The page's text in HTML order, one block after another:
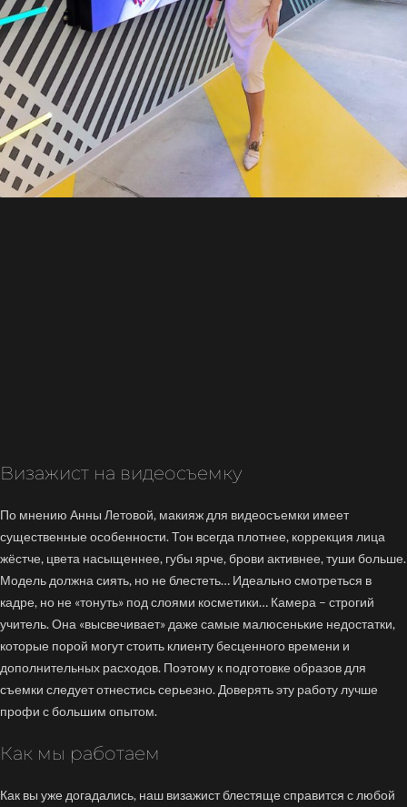
Визажист на видеосъемку
По мнению Анны Летовой, макияж для видеосъемки имеет
существенные особенности. Тон всегда плотнее, коррекция лица
жёстче, цвета насыщеннее, губы ярче, брови активнее, туши больше.
Модель должна сиять, но не блестеть… Идеально смотреться в
кадре, но не «тонуть» под слоями косметики… Камера – строгий
учитель. Она «высвечивает» даже самые малюсенькие недостатки,
которые порой могут стоить клиенту бесценного времени и
дополнительных расходов. Поэтому к подготовке образов для
съемки следует отнестись серьезно. Доверять эту работу лучше
профи с большим опытом.
Как мы работаем
Как вы уже догадались, наш визажист блестяще справится с любой